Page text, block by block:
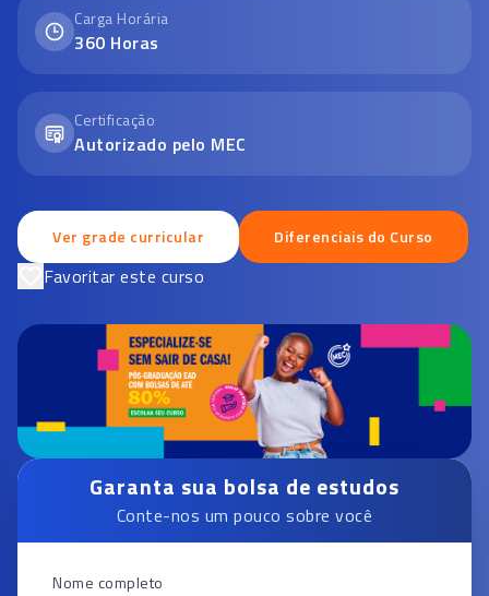
Carga Horária
360 Horas
Certificação
Autorizado pelo MEC
Ver grade curricular Diferenciais do Curso
Favoritar este curso
Garanta sua bolsa de estudos
Conte-nos um pouco sobre você
Nome completo